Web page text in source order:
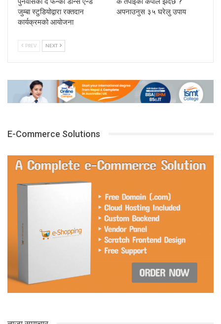
जुम्बा स्टुडियोद्वारा रक्तदान
कार्यक्रमको आयोजना
अपनाउनुस ३५ घरेलु उपाय
PREV NEXT
E-Commerce Solutions